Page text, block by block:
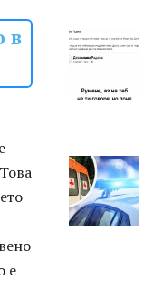
в
е